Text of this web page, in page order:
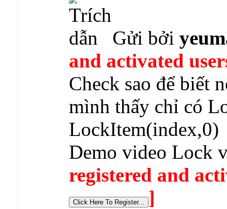
Gửi bởi
and activated
Check sao để biết
mình thấy chỉ có
LockItem(index,0)
Demo video Lock
registered and
]